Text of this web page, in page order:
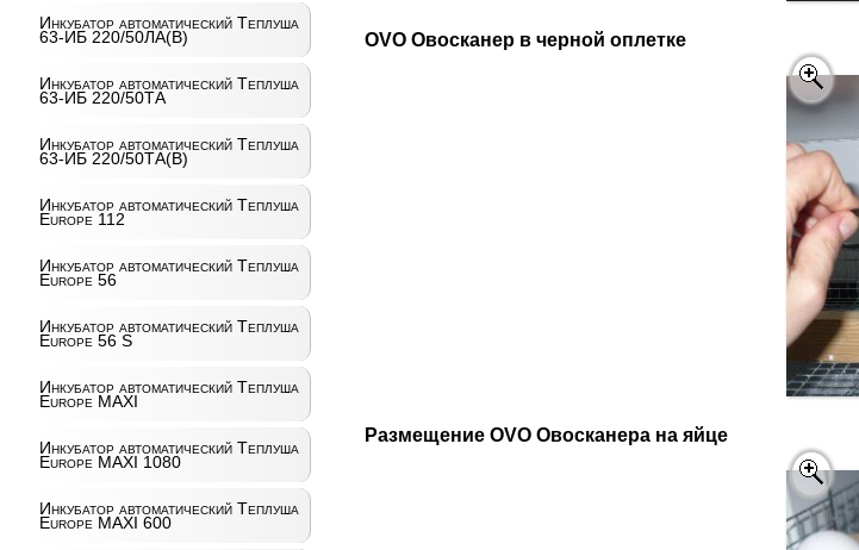
Инкубатор автоматический Теплуша
63-ИБ 220/50ЛА(В)
Инкубатор автоматический Теплуша
63-ИБ 220/50ТА
Инкубатор автоматический Теплуша
63-ИБ 220/50ТА(В)
Инкубатор автоматический Теплуша
Europe 112
Инкубатор автоматический Теплуша
Europe 56
Инкубатор автоматический Теплуша
Europe 56 S
Инкубатор автоматический Теплуша
Europe MAXI
Инкубатор автоматический Теплуша
Europe MAXI 1080
Инкубатор автоматический Теплуша
Europe MAXI 600
OVO Овосканер в черной оплетке
Размещение OVO Овосканера на яйце